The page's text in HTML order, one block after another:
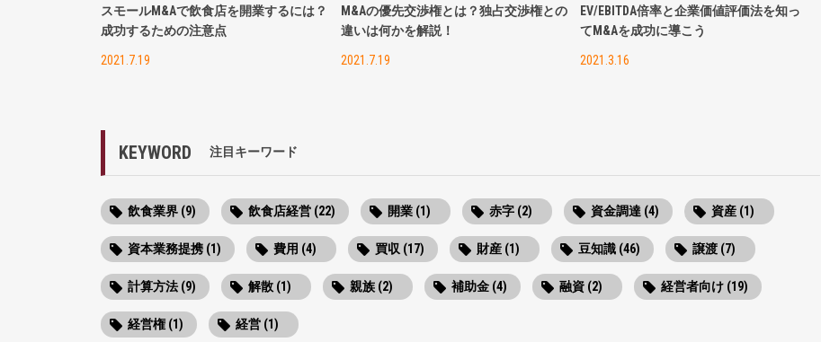
スモールM&Aで飲食店を開業するには？
成功するための注意点
2021.7.19
M&Aの優先交渉権とは？独占交渉権との
違いは何かを解説！
2021.7.19
EV/EBITDA倍率と企業価値評価法を知っ
てM&Aを成功に導こう
2021.3.16
KEYWORD 注目キーワード
飲食業界 (9) 飲食店経営 (22) 開業 (1) 赤字 (2) 資金調達 (4) 資産 (1)
資本業務提携 (1) 費用 (4) 買収 (17) 財産 (1) 豆知識 (46) 譲渡 (7)
計算方法 (9) 解散 (1) 親族 (2) 補助金 (4) 融資 (2) 経営者向け (19)
経営権 (1) 経営 (1)